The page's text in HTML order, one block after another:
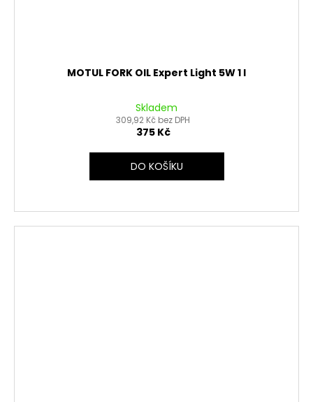
MOTUL FORK OIL Expert Light 5W 1 l
Skladem
309,92 Kč bez DPH
375 Kč
DO KOŠÍKU